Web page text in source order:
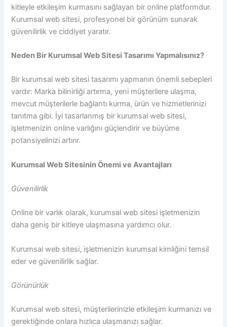
kitleyle etkileşim kurmasını sağlayan bir online platformdur.
Kurumsal web sitesi, profesyonel bir görünüm sunarak
güvenilirlik ve ciddiyet yaratır.
Neden Bir Kurumsal Web Sitesi Tasarımı Yapmalısınız?
Bir kurumsal web sitesi tasarımı yapmanın önemli sebepleri
vardır: Marka bilinirliği artırma, yeni müşterilere ulaşma,
mevcut müşterilerle bağlantı kurma, ürün ve hizmetlerinizi
tanıtma gibi. İyi tasarlanmış bir kurumsal web sitesi,
işletmenizin online varlığını güçlendirir ve büyüme
potansiyelinizi artırır.
Kurumsal Web Sitesinin Önemi ve Avantajları
Güvenilirlik
Online bir varlık olarak, kurumsal web sitesi işletmenizin
daha geniş bir kitleye ulaşmasına yardımcı olur.
Kurumsal web sitesi, işletmenizin kurumsal kimliğini temsil
eder ve güvenilirlik sağlar.
Görünürlük
Kurumsal web sitesi, müşterilerinizle etkileşim kurmanızı ve
gerektiğinde onlara hızlıca ulaşmanızı sağlar.